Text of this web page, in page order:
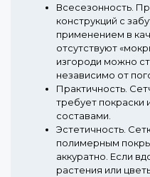
Всесезонность.
конструкций с
применением в
отсутствуют
изгороди можно
независимо от
Практичность.
требует покраски
составами.
Эстетичность.
полимерным
аккуратно. Если
растения или